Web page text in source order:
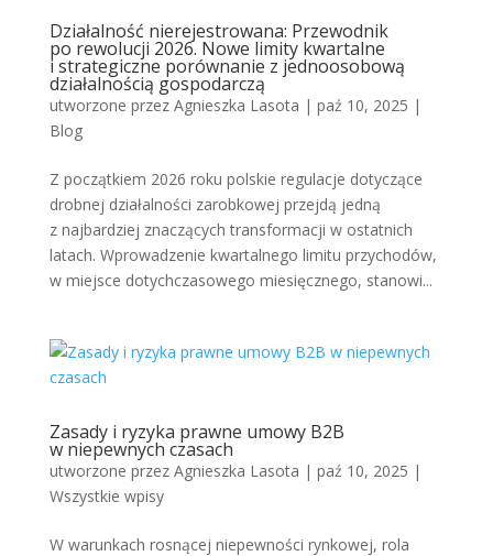
Działalność nierejestrowana: Przewodnik
po rewolucji 2026. Nowe limity kwartalne
i strategiczne porównanie z jednoosobową
działalnością gospodarczą
utworzone przez Agnieszka Lasota | paź 10, 2025 |
Blog
Z początkiem 2026 roku polskie regulacje dotyczące
drobnej działalności zarobkowej przejdą jedną
z najbardziej znaczących transformacji w ostatnich
latach. Wprowadzenie kwartalnego limitu przychodów,
w miejsce dotychczasowego miesięcznego, stanowi...
Zasady i ryzyka prawne umowy B2B
w niepewnych czasach
utworzone przez Agnieszka Lasota | paź 10, 2025 |
Wszystkie wpisy
W warunkach rosnącej niepewności rynkowej, rola